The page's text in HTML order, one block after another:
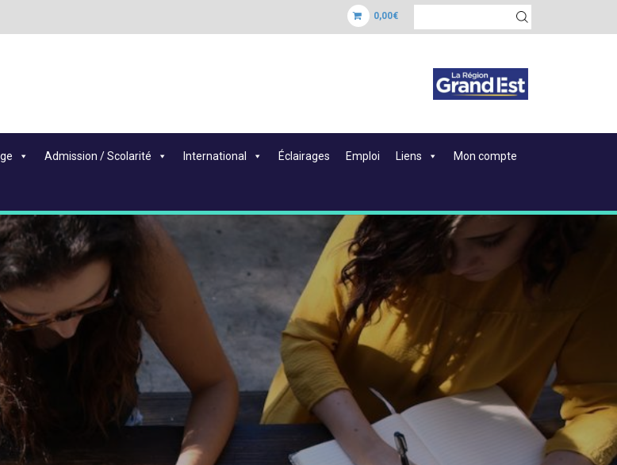
0,00€
Admission / Scolarité International Éclairages Emploi Liens Mon compte